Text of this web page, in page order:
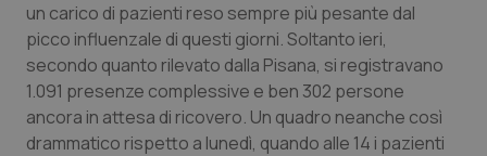
Campania
Emilia-Romagna
Friuli Venezia Giulia
Car-T
Colesterolo & coronaropatie
Dermatite Atopica
un carico di pazienti reso sempre più pesante dal
picco influenzale di questi giorni. Soltanto ieri,
secondo quanto rilevato dalla Pisana, si registravano
1.091 presenze complessive e ben 302 persone
ancora in attesa di ricovero. Un quadro neanche così
drammatico rispetto a lunedì, quando alle 14 i pazienti